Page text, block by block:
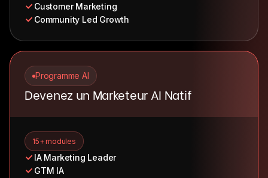
Customer Marketing
Community Led Growth
Programme AI
Devenez un Marketeur AI Natif
15+ modules
IA Marketing Leader
GTM IA